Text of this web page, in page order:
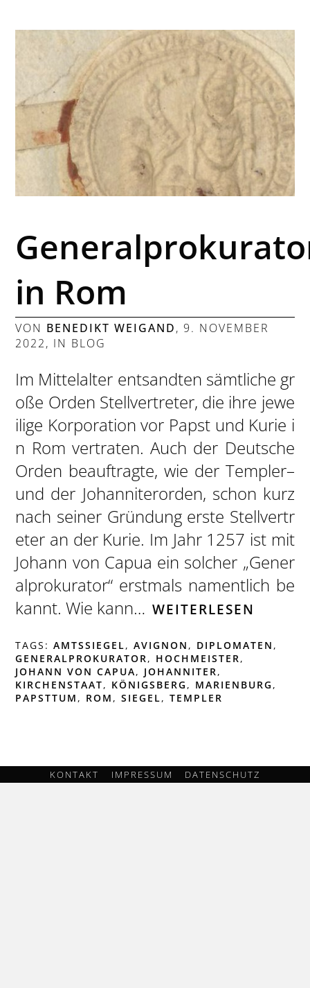
in Rom
VON BENEDIKT WEIGAND,9. NOVEMBER
2022, IN BLOG
Im Mittelalter entsandten sämtliche gr
oße Orden Stellvertreter, die ihre jewe
ilige Korporation vor Papst und Kurie i
n Rom vertraten. Auch der Deutsche
Orden beauftragte, wie der Templer–
und der Johanniterorden, schon kurz
nach seiner Gründung erste Stellvertr
eter an der Kurie. Im Jahr 1257 ist mit
Johann von Capua ein solcher „Gener
alprokurator“ erstmals namentlich be
kannt. Wie kann… WEITERLESEN
TAGS:AMTSSIEGEL,AVIGNON , DIPLOMATEN ,
GENERALPROKURATOR, HOCHMEISTER,
JOHANN VON CAPUA, JOHANNITER,
KIRCHENSTAAT, KÖNIGSBERG , MARIENBURG ,
PAPSTTUM , ROM ,SIEGEL,TEMPLER
KONTAKT IMPRESSUM DATENSCHUTZ